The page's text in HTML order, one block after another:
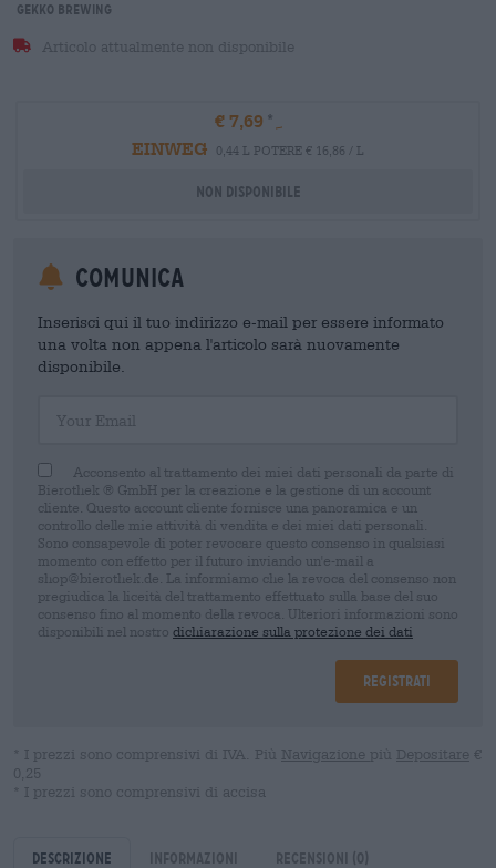
Gekko Brewing
Articolo attualmente non disponibile
€ 7,69
EINWEG
0,44 L POTERE € 16,86 / L
Non disponibile
Comunica
Inserisci qui il tuo indirizzo e-mail per essere informato
una volta non appena l'articolo sarà nuovamente
disponibile.
Acconsento al trattamento dei miei dati personali da parte di
Bierothek ® GmbH per la creazione e la gestione di un account
cliente. Questo account cliente fornisce una panoramica e un
controllo delle mie attività di vendita e dei miei dati personali.
Sono consapevole di poter revocare questo consenso in qualsiasi
momento con effetto per il futuro inviando un'e-mail a
shop@bierothek.de. La informiamo che la revoca del consenso non
pregiudica la liceità del trattamento effettuato sulla base del suo
consenso fino al momento della revoca. Ulteriori informazioni sono
disponibili nel nostro dichiarazione sulla protezione dei dati
Registrati
* I prezzi sono comprensivi di IVA. Più Navigazione più Depositare €
0,25
* I prezzi sono comprensivi di accisa
Descrizione Informazioni Recensioni (0)